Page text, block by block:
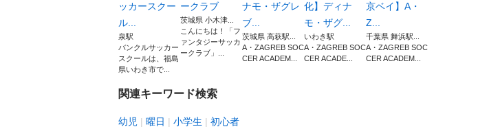
ッカースクー
ル...
泉駅
バンクルサッカー
スクールは、福島
県いわき市で...
ークラブ
茨城県 小木津...
​こんにちは！「フ
ァンタジーサッカ
ークラブ」...
ナモ・ザグレ
ブ...
茨城県 高萩駅...
A・ZAGREB SOC
CER ACADEM...
化】ディナ
モ・ザグ...
いわき駅
A・ZAGREB SOC
CER ACADE...
京ベイ】A・
Z...
千葉県 舞浜駅...
A・ZAGREB SOC
CER ACADEM...
関連キーワード検索
幼児 曜日 小学生 初心者